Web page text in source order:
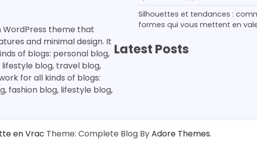
WordPress theme that
and minimal design. It
of blogs: personal blog,
lifestyle blog, travel blog,
for all kinds of blogs:
fashion blog, lifestyle blog,
Silhouettes et tendances :
formes qui vous mettent en
Latest Posts
en Vrac Theme: Complete Blog ByAdore Themes.